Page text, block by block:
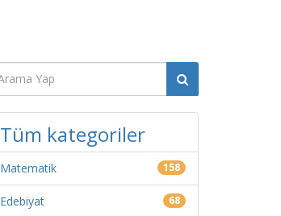
Tüm kategoriler
Matematik 158
Edebiyat 68